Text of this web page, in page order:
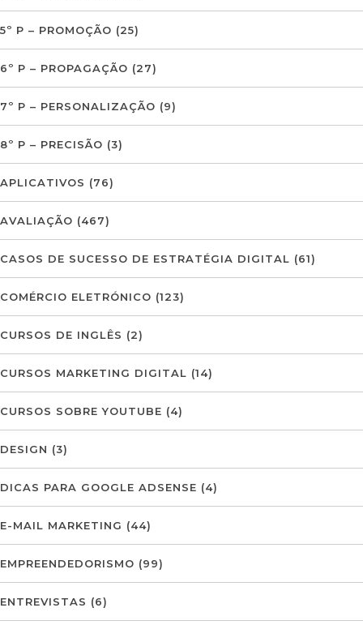
5º P – PROMOÇÃO (25)
6º P – PROPAGAÇÃO (27)
7º P – PERSONALIZAÇÃO (9)
8º P – PRECISÃO (3)
APLICATIVOS (76)
AVALIAÇÃO (467)
CASOS DE SUCESSO DE ESTRATÉGIA DIGITAL (61)
COMÉRCIO ELETRÓNICO (123)
CURSOS DE INGLÊS (2)
CURSOS MARKETING DIGITAL (14)
CURSOS SOBRE YOUTUBE (4)
DESIGN (3)
DICAS PARA GOOGLE ADSENSE (4)
E-MAIL MARKETING (44)
EMPREENDEDORISMO (99)
ENTREVISTAS (6)